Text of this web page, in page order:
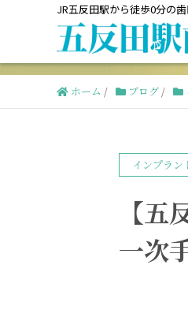
JR五反田駅から徒歩0分の
ホーム / ブログ /
インプラン
【
一次